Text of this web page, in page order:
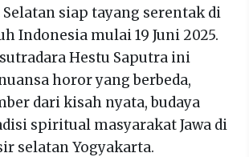
siap tayang serentak di
Indonesia mulai 19 Juni 2025.
Hestu Saputra ini
horor yang berbeda,
dari kisah nyata, budaya
spiritual masyarakat Jawa di
selatan Yogyakarta.